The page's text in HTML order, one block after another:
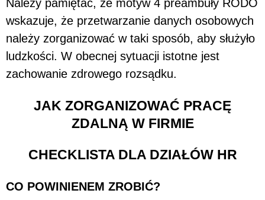
Należy pamiętać, że motyw 4 preambuły RODO
wskazuje, że przetwarzanie danych osobowych
należy zorganizować w taki sposób, aby służyło
ludzkości. W obecnej sytuacji istotne jest
zachowanie zdrowego rozsądku.
JAK ZORGANIZOWAĆ PRACĘ
ZDALNĄ W FIRMIE
CHECKLISTA DLA DZIAŁÓW HR
CO POWINIENEM ZROBIĆ?